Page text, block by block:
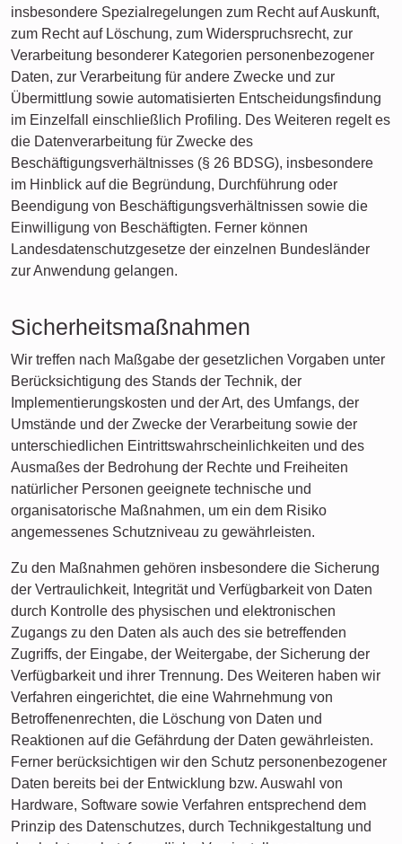
insbesondere Spezialregelungen zum Recht auf Auskunft,
zum Recht auf Löschung, zum Widerspruchsrecht, zur
Verarbeitung besonderer Kategorien personenbezogener
Daten, zur Verarbeitung für andere Zwecke und zur
Übermittlung sowie automatisierten Entscheidungsfindung
im Einzelfall einschließlich Profiling. Des Weiteren regelt es
die Datenverarbeitung für Zwecke des
Beschäftigungsverhältnisses (§ 26 BDSG), insbesondere
im Hinblick auf die Begründung, Durchführung oder
Beendigung von Beschäftigungsverhältnissen sowie die
Einwilligung von Beschäftigten. Ferner können
Landesdatenschutzgesetze der einzelnen Bundesländer
zur Anwendung gelangen.
Sicherheitsmaßnahmen
Wir treffen nach Maßgabe der gesetzlichen Vorgaben unter
Berücksichtigung des Stands der Technik, der
Implementierungskosten und der Art, des Umfangs, der
Umstände und der Zwecke der Verarbeitung sowie der
unterschiedlichen Eintrittswahrscheinlichkeiten und des
Ausmaßes der Bedrohung der Rechte und Freiheiten
natürlicher Personen geeignete technische und
organisatorische Maßnahmen, um ein dem Risiko
angemessenes Schutzniveau zu gewährleisten.
Zu den Maßnahmen gehören insbesondere die Sicherung
der Vertraulichkeit, Integrität und Verfügbarkeit von Daten
durch Kontrolle des physischen und elektronischen
Zugangs zu den Daten als auch des sie betreffenden
Zugriffs, der Eingabe, der Weitergabe, der Sicherung der
Verfügbarkeit und ihrer Trennung. Des Weiteren haben wir
Verfahren eingerichtet, die eine Wahrnehmung von
Betroffenenrechten, die Löschung von Daten und
Reaktionen auf die Gefährdung der Daten gewährleisten.
Ferner berücksichtigen wir den Schutz personenbezogener
Daten bereits bei der Entwicklung bzw. Auswahl von
Hardware, Software sowie Verfahren entsprechend dem
Prinzip des Datenschutzes, durch Technikgestaltung und